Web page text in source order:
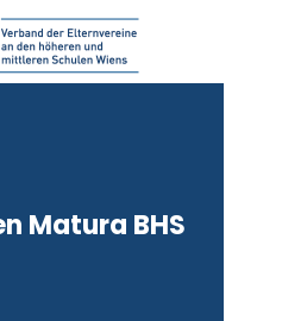
Matura BHS